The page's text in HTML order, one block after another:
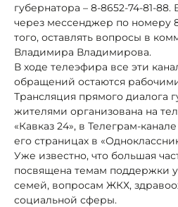
губернатора – 8-8652-74-81-
через мессенджер по номеру
того, оставлять вопросы в
Владимира Владимирова.
В ходе телеэфира все эти
обращений остаются
Трансляция прямого диалога
жителями организована на
«Кавказ 24», в Телеграм-
его страницах в
Уже известно, что большая
посвящена темам поддержки
семей, вопросам ЖКХ,
социальной сферы.